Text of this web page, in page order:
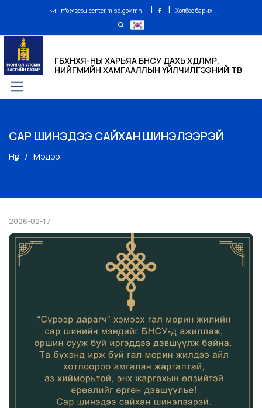
info@seoulcenter.mlsp.gov.mn | | Холбоо барих
ГБХНХЯ-НЫ ХАРЬЯА БНСУ ДАХЬ ХӨДӨЛМӨР,
НИЙГМИЙН ХАМГААЛЛЫН ҮЙЛЧИЛГЭЭНИЙ ТӨВ
САР ШИНЭДЭЭ САЙХАН ШИНЭЛЭЭРЭЙ
Нүүр Мэдээ
2026-02-17